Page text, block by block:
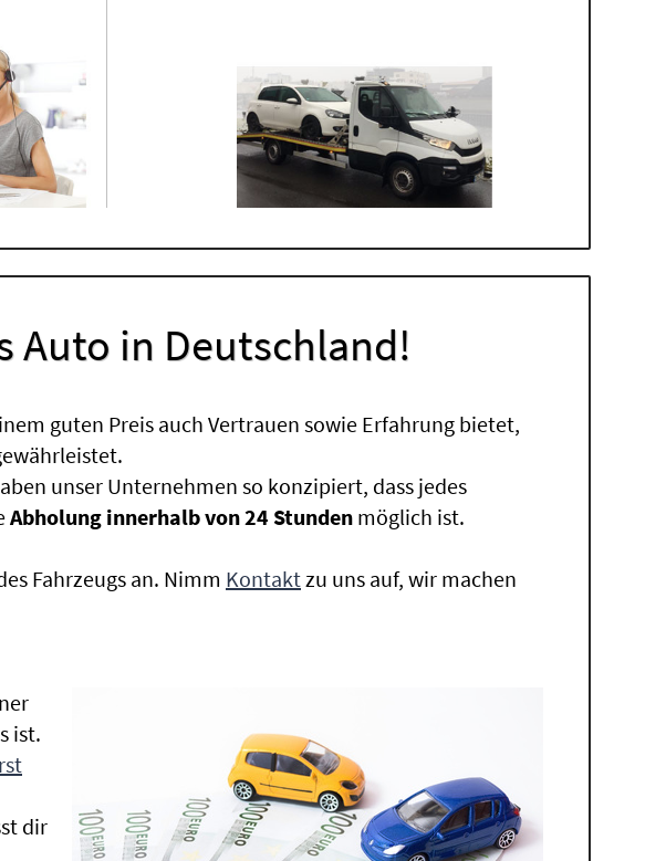
Auto in Deutschland!
guten Preis auch Vertrauen sowie Erfahrung bietet,
unser Unternehmen so konzipiert, dass jedes
Abholung innerhalb von 24 Stunden möglich ist.
Fahrzeugs an. Nimm Kontaktzu uns auf, wir machen
ist.
dir